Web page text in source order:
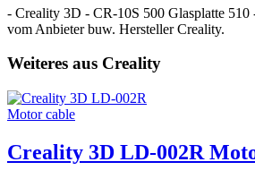
- Creality 3D - CR-10S 500 Glasplatte
vom Anbieter buw. Hersteller Creality.
Weiteres aus Creality
Creality 3D LD-002R